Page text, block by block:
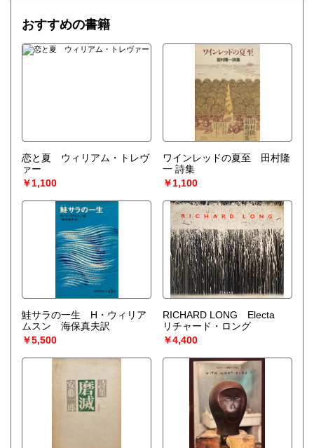
おすすめの書籍
恋と夏 ウィリアム・トレヴ
ァー
￥1,100
ワインレッドの夏至 田村隆
一 詩集
￥1,100
鮭サラの一生 H・ウィリア
ムスン 海保真夫訳
￥5,500
RICHARD LONG Electa
リチャード・ロング
￥4,400